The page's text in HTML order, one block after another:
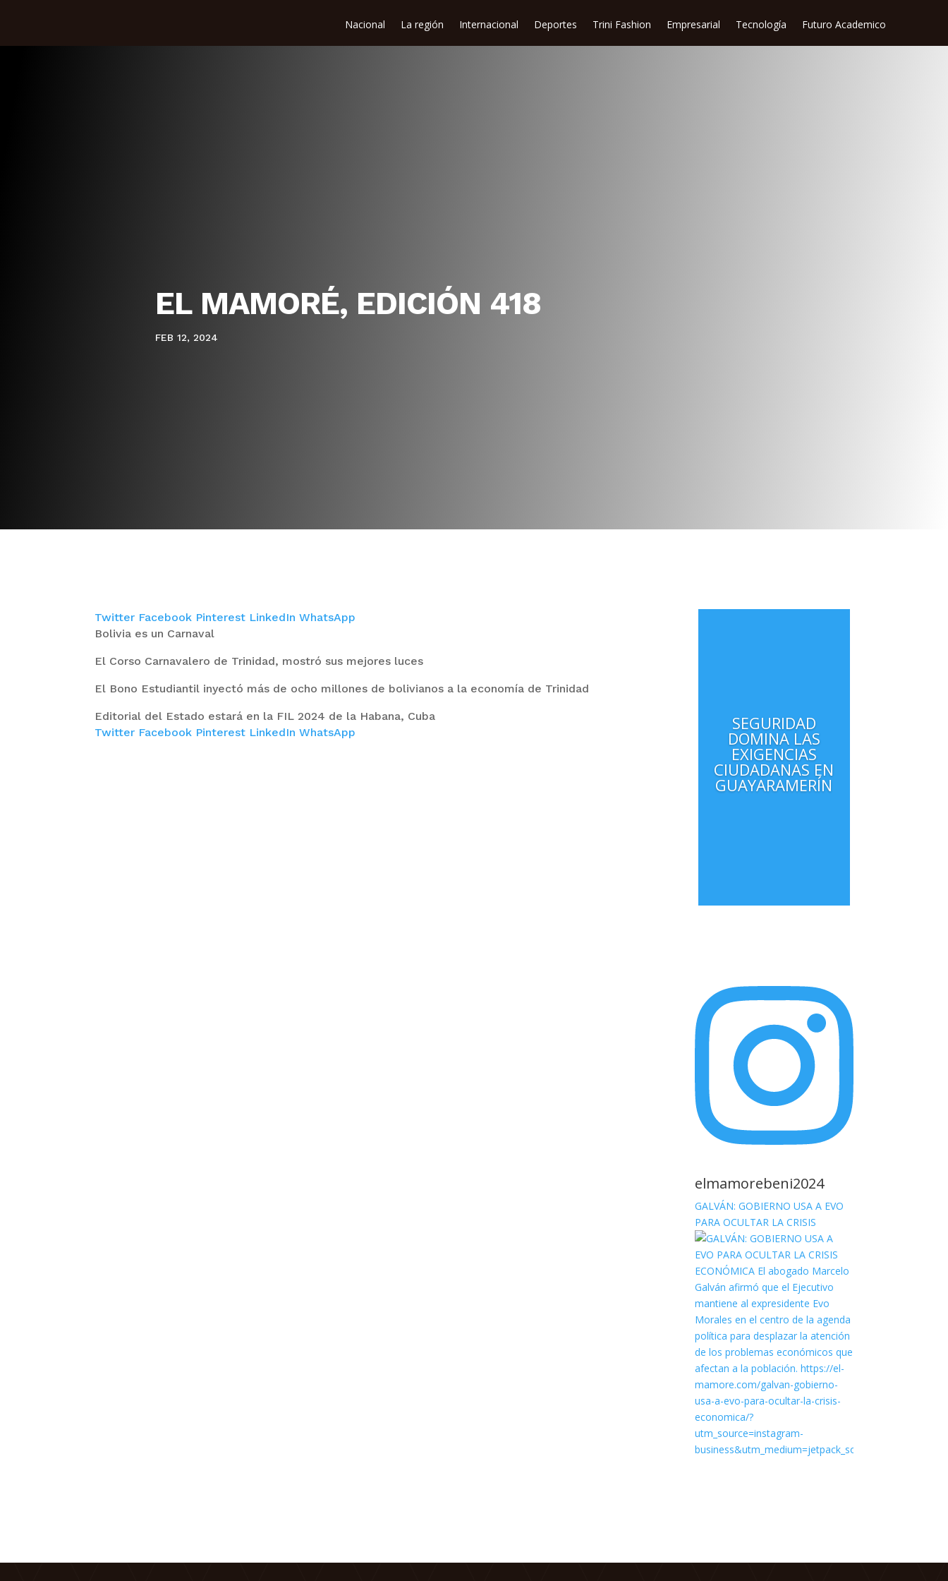
Nacional La región Internacional Deportes Trini Fashion Empresarial Tecnología Futuro Academico
EL MAMORÉ, EDICIÓN 418
FEB 12, 2024
Twitter Facebook Pinterest LinkedInWhatsApp
Bolivia es un Carnaval
El Corso Carnavalero de Trinidad, mostró sus mejores luces
El Bono Estudiantil inyectó más de ocho millones de bolivianos a la economía de Trinidad
Editorial del Estado estará en la FIL 2024 de la Habana, Cuba
Twitter Facebook Pinterest LinkedInWhatsApp SEGURIDAD
DOMINA LAS
EXIGENCIAS
CIUDADANAS EN
GUAYARAMERÍN
elmamorebeni2024
GALVÁN: GOBIERNO USA A EVO
PARA OCULTAR LA CRISIS